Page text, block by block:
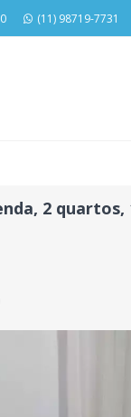
(11) 98719-7731
2 quartos,